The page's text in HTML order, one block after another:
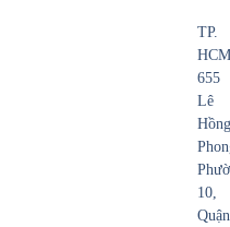
TP.
655
Lê
Hồng
10,
Quận